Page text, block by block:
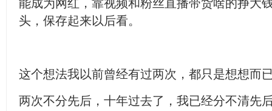
能成为网红，靠视频和粉丝直播带货啥的挣大
头，保存起来以后看。
这个想法我以前曾经有过两次，都只是想想而
两次不分先后，十年过去了，我已经分不清先